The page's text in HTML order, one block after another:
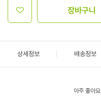
장바구니
상세정보 배송정보
아주 좋아요